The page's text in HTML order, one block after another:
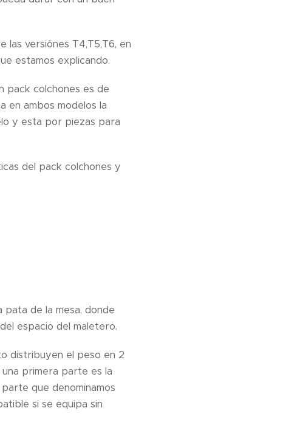
las versiónes T4,T5,T6, en
estamos explicando.
pack colchones es de
en ambos modelos la
y esta por piezas para
del pack colchones y
pata de la mesa, donde
espacio del maletero.
distribuyen el peso en 2
primera parte es la
que denominamos
si se equipa sin